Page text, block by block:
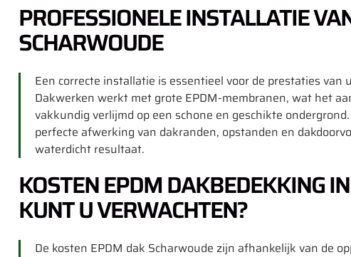
PROFESSIONELE INSTALLATIE
SCHARWOUDE
Een correcte installatie is essentieel voor de prestaties van
Dakwerken werkt met grote EPDM-membranen, wat het
vakkundig verlijmd op een schone en geschikte
perfecte afwerking van dakranden, opstanden en
waterdicht resultaat.
KOSTEN EPDM DAKBEDEKKING
KUNT U VERWACHTEN?
De kosten EPDM dak Scharwoude zijn afhankelijk van de